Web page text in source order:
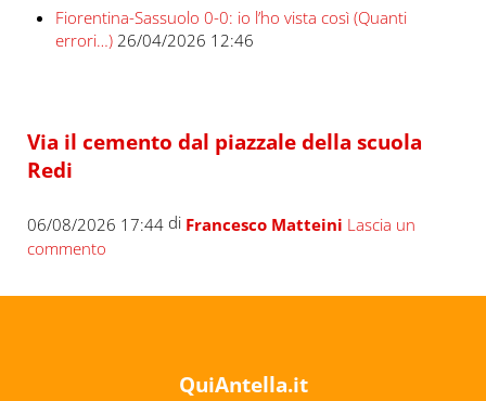
Fiorentina-Sassuolo 0-0: io l’ho vista così (Quanti
errori…) 26/04/2026 12:46
Via il cemento dal piazzale della scuola
Redi
06/08/2026 17:44di Francesco Matteini Lascia un
commento
QuiAntella.it